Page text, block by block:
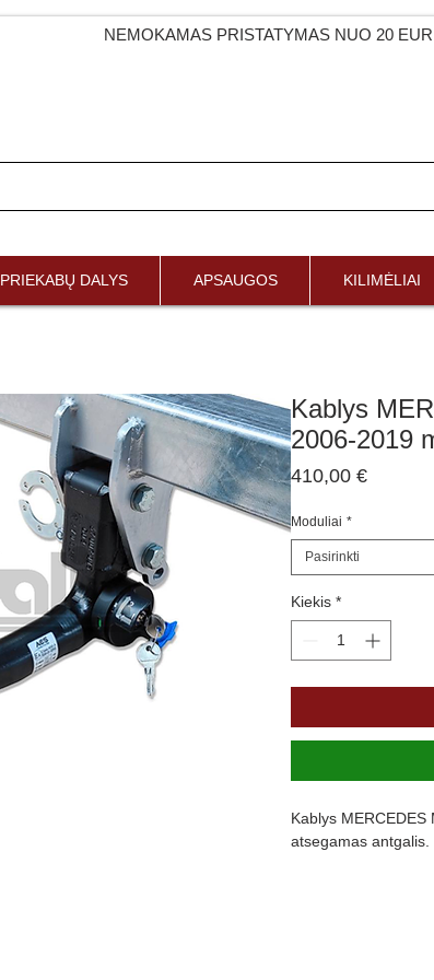
NEMOKAMAS PRISTATYMAS NUO 20 EUR
PRIEKABŲ DALYS APSAUGOS KILIMĖLIAI
Kablys
2006-2019
410,00 €Price
Moduliai *
Pasirinkti
Kiekis *
Kablys
atsegamas antgalis.